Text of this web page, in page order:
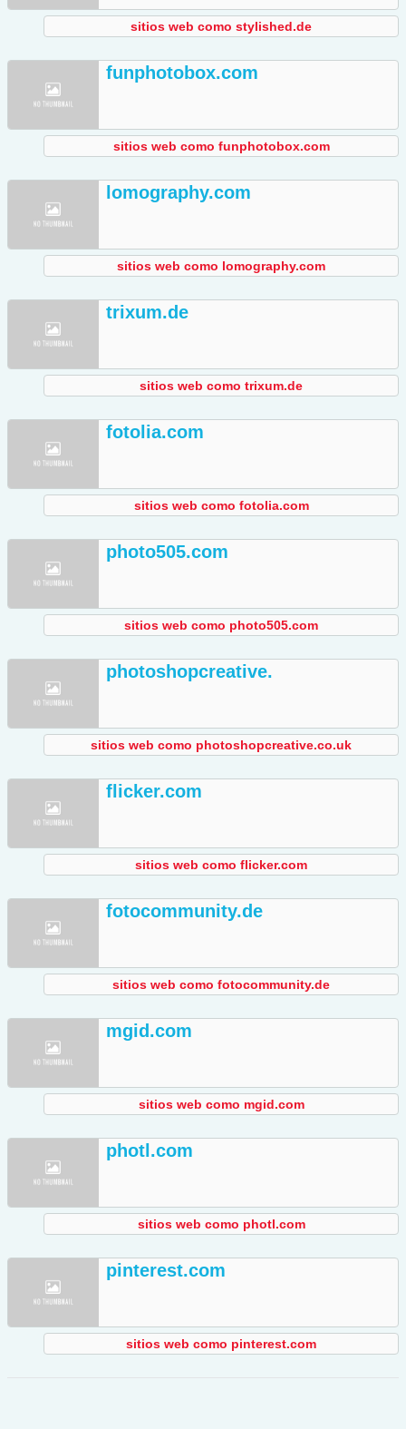
sitios web como stylished.de
funphotobox.com
sitios web como funphotobox.com
lomography.com
sitios web como lomography.com
trixum.de
sitios web como trixum.de
fotolia.com
sitios web como fotolia.com
photo505.com
sitios web como photo505.com
photoshopcreative.
sitios web como photoshopcreative.co.uk
flicker.com
sitios web como flicker.com
fotocommunity.de
sitios web como fotocommunity.de
mgid.com
sitios web como mgid.com
photl.com
sitios web como photl.com
pinterest.com
sitios web como pinterest.com